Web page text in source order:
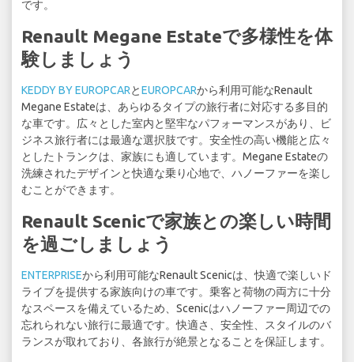
です。
Renault Megane Estateで多様性を体
験しましょう
KEDDY BY EUROPCARとEUROPCARから利用可能なRenault
Megane Estateは、あらゆるタイプの旅行者に対応する多目的
な車です。広々とした室内と堅牢なパフォーマンスがあり、ビ
ジネス旅行者には最適な選択肢です。安全性の高い機能と広々
としたトランクは、家族にも適しています。Megane Estateの
洗練されたデザインと快適な乗り心地で、ハノーファーを楽し
むことができます。
Renault Scenicで家族との楽しい時間
を過ごしましょう
ENTERPRISEから利用可能なRenault Scenicは、快適で楽しいド
ライブを提供する家族向けの車です。乗客と荷物の両方に十分
なスペースを備えているため、Scenicはハノーファー周辺での
忘れられない旅行に最適です。快適さ、安全性、スタイルのバ
ランスが取れており、各旅行が絶景となることを保証します。